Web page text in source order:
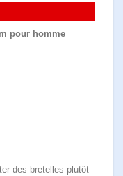
pour homme
des bretelles plutôt